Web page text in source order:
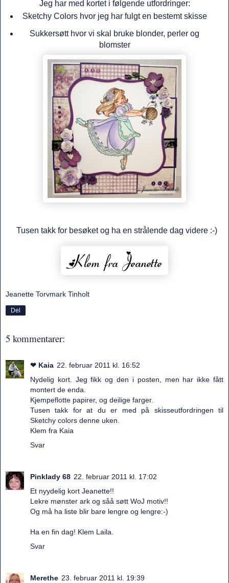
Jeg har med kortet i følgende utfordringer:
Sketchy Colorshvor jeg har fulgt en bestemt skisse
Sukkersøtthvor vi skal bruke blonder, perler og
blomster
Tusen takk for besøket og ha en strålende dag videre :-)
Jeanette Torvmark Tinholt
Del
5 kommentarer:
❤ Kaia 22. februar 2011 kl. 16:52
Nydelig kort. Jeg fikk og den i posten, men har ikke fått
montert de enda.
Kjempeflotte papirer, og deilige farger.
Tusen takk for at du er med på skisseutfordringen til
Sketchy colors denne uken.
Klem fra Kaia
Svar
Pinklady 68 22. februar 2011 kl. 17:02
Et nyydelig kort Jeanette!!
Lekre mønster ark og såå søtt WoJ motiv!!
Og må ha liste blir bare lengre og lengre:-)
Ha en fin dag! Klem Laila.
Svar
Merethe 23. februar 2011 kl. 19:39